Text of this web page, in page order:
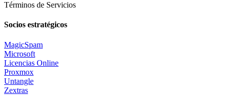
Términos de Servicios
Socios estratégicos
MagicSpam
Microsoft
Licencias Online
Proxmox
Untangle
Zextras